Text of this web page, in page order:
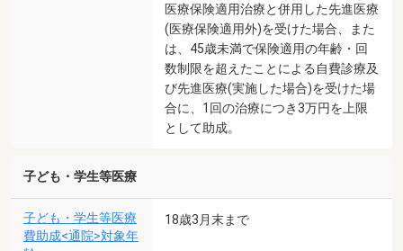
医療保険適用治療と併用した先進医療
(医療保険適用外)を受けた場合、また
は、45歳未満で保険適用の年齢・回
数制限を超えたことによる自費診療及
び先進医療(実施した場合)を受けた場
合に、1回の治療につき3万円を上限
として助成。
子ども・学生等医療
子ども・学生等医療
費助成<通院>対象年
18歳3月末まで